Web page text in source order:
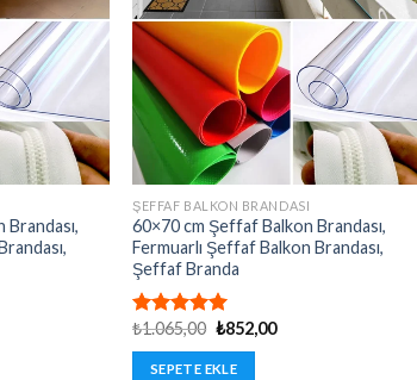
ŞEFFAF BALKON BRANDASI
60×70 cm Şeffaf Balkon Brandası,
Fermuarlı Şeffaf Balkon Brandası,
Şeffaf Branda
5 üzerinden
5.00oy
aldı
₺1.065,00 Orijinal
₺1.065,00.
₺852,00Şu
SEPETE EKLE